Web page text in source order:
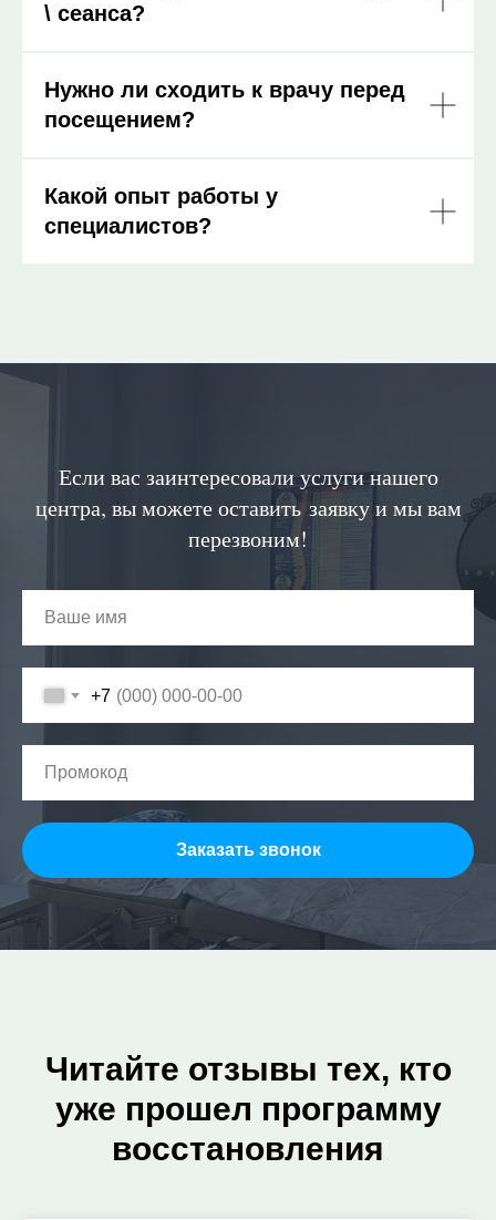
\ сеанса?
Нужно ли сходить к врачу перед
посещением?
Какой опыт работы у
специалистов?
Если вас заинтересовали услуги нашего
центра, вы можете оставить заявку и мы вам
перезвоним!
+7
Заказать звонок
Читайте отзывы тех, кто
уже прошел программу
восстановления